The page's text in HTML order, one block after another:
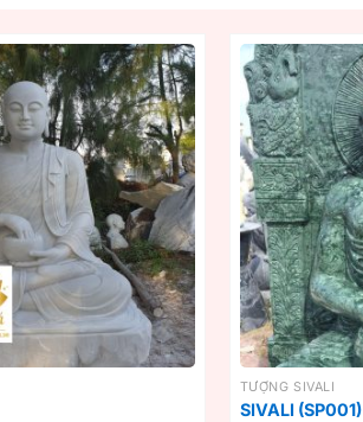
TƯỢNG SIVALI
SIVALI (SP001)